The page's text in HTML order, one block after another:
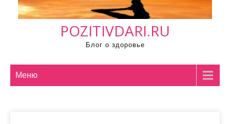
POZITIVDARI.RU
Блог о здоровье
Меню